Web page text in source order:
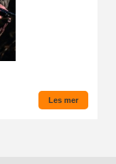
Les mer